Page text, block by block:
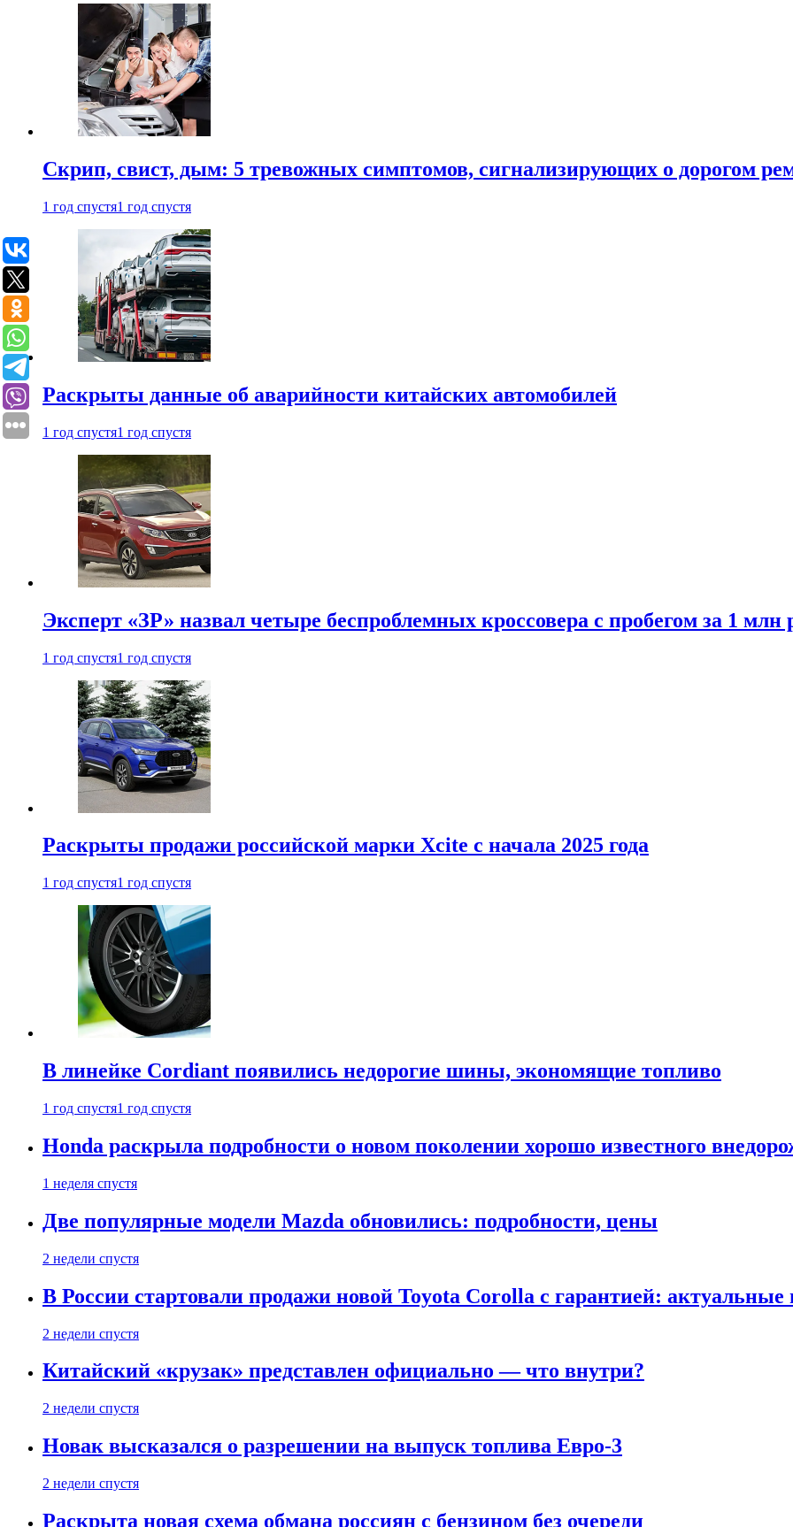
Скрип, свист, дым: 5 тревожных симптомов, сигнализирующих о дорогом
1 год спустя1 год спустя
Раскрыты данные об аварийности китайских автомобилей
1 год спустя1 год спустя
Эксперт «ЗР» назвал четыре беспроблемных кроссовера с пробегом за 1 млн
1 год спустя1 год спустя
Раскрыты продажи российской марки Xcite с начала 2025 года
1 год спустя1 год спустя
В линейке Cordiant появились недорогие шины, экономящие топливо
1 год спустя1 год спустя
Honda раскрыла подробности о новом поколении хорошо известного
1 неделя спустя
Две популярные модели Mazda обновились: подробности, цены
2 недели спустя
В России стартовали продажи новой Toyota Corolla с гарантией:
2 недели спустя
Китайский «крузак» представлен официально — что внутри?
2 недели спустя
Новак высказался о разрешении на выпуск топлива Евро-3
2 недели спустя
Раскрыта новая схема обмана россиян с бензином без очереди